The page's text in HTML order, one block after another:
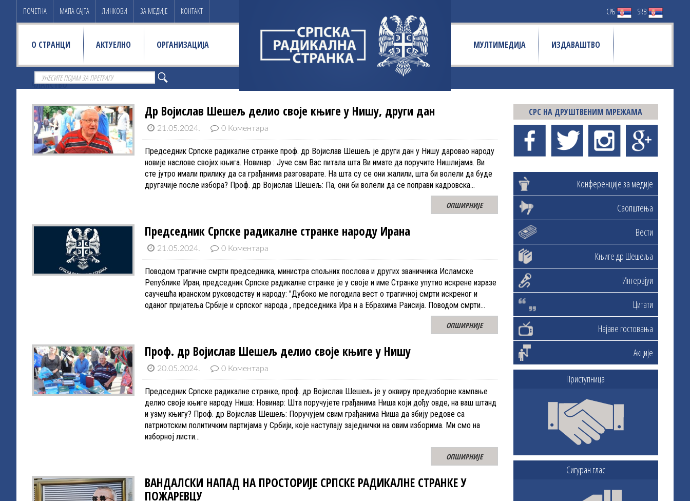
ПОЧЕТНА МАПА САЈТА ЛИНКОВИ ЗА МЕДИЈЕ КОНТАКТ СРБ SRB
О СТРАНЦИ АКТУЕЛНО ОРГАНИЗАЦИЈА МУЛТИМЕДИЈА ИЗДАВАШТВО
ЧЛАНСТВО
Др Војислав Шешељ делио своје књиге у Нишу, други дан
21.05.2024. 0 Коментара
Председник Српске радикалне странке проф. др Војислав Шешељ је други дан у Нишу даровао народу
новије наслове својих књига. Новинар : Јуче сам Вас питала шта Ви имате да поручите Нишлијама. Ви
сте јутро имали прилику да са грађанима разговарате. На шта су се они жалили, шта би волели да буде
другачије после избора? Проф. др Војислав Шешељ: Па, они би волели да се поправи кадровска…
ОПШИРНИЈЕ
Председник Српске радикалне странке народу Ирана
21.05.2024. 0 Коментара
Поводом трагичне смрти председника, министра спољних послова и других званичника Исламске
Републике Иран, председник Српске радикалне странке је у своје и име Странке упутио искрене изразе
саучешћа иранском руководству и народу: "Дубоко ме погодила вест о трагичној смрти искреног и
оданог пријатеља Србије и српског народа , председника Ира н а Ебрахима Раисија. Поводом смрти…
ОПШИРНИЈЕ
Проф. др Војислав Шешељ делио своје књиге у Нишу
20.05.2024. 0 Коментара
Председник Српске радикалне странке, проф. др Војислав Шешељ је у оквиру предизборне кампање
делио своје књиге народу Ниша: Новинар: Шта поручујете грађанима Ниша који дођу овде, на ваш штанд
и узму књигу? Проф. др Војислав Шешељ: Поручујем свим грађанима Ниша да збију редове са
патриотским политичким партијама у Србији, које наступају заједнички на овим изборима. Ми смо на
изборној листи…
ОПШИРНИЈЕ
ВАНДАЛСКИ НАПАД НА ПРОСТОРИЈЕ СРПСКЕ РАДИКАЛНЕ СТРАНКЕ У
ПОЖАРЕВЦУ
СРС НА ДРУШТВЕНИМ МРЕЖАМА
Конференције за медије
Саопштења
Вести
Књиге др Шешеља
Интервјуи
Цитати
Најаве гостовања
Акције
Приступница
Сигуран глас